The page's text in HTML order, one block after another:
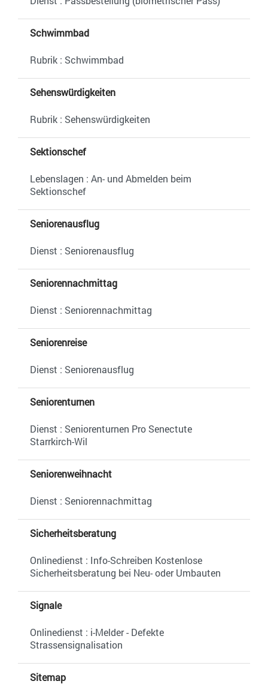
Schwimmbad
Rubrik : Schwimmbad
Sehenswürdigkeiten
Rubrik : Sehenswürdigkeiten
Sektionschef
Lebenslagen : An- und Abmelden beim
Sektionschef
Seniorenausflug
Dienst : Seniorenausflug
Seniorennachmittag
Dienst : Seniorennachmittag
Seniorenreise
Dienst : Seniorenausflug
Seniorenturnen
Dienst : Seniorenturnen Pro Senectute
Starrkirch-Wil
Seniorenweihnacht
Dienst : Seniorennachmittag
Sicherheitsberatung
Onlinedienst : Info-Schreiben Kostenlose
Sicherheitsberatung bei Neu- oder Umbauten
Signale
Onlinedienst : i-Melder - Defekte
Strassensignalisation
Sitemap